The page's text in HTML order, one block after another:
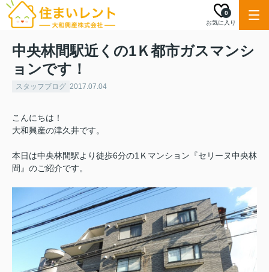
お気に入り
0
中央林間駅近くの1Ｋ都市ガスマンシ
ョンです！
スタッフブログ 2017.07.04
こんにちは！
大和興産の津久井です。
本日は中央林間駅より徒歩6分の1Ｋマンション『セリーヌ中央林
間』のご紹介です。